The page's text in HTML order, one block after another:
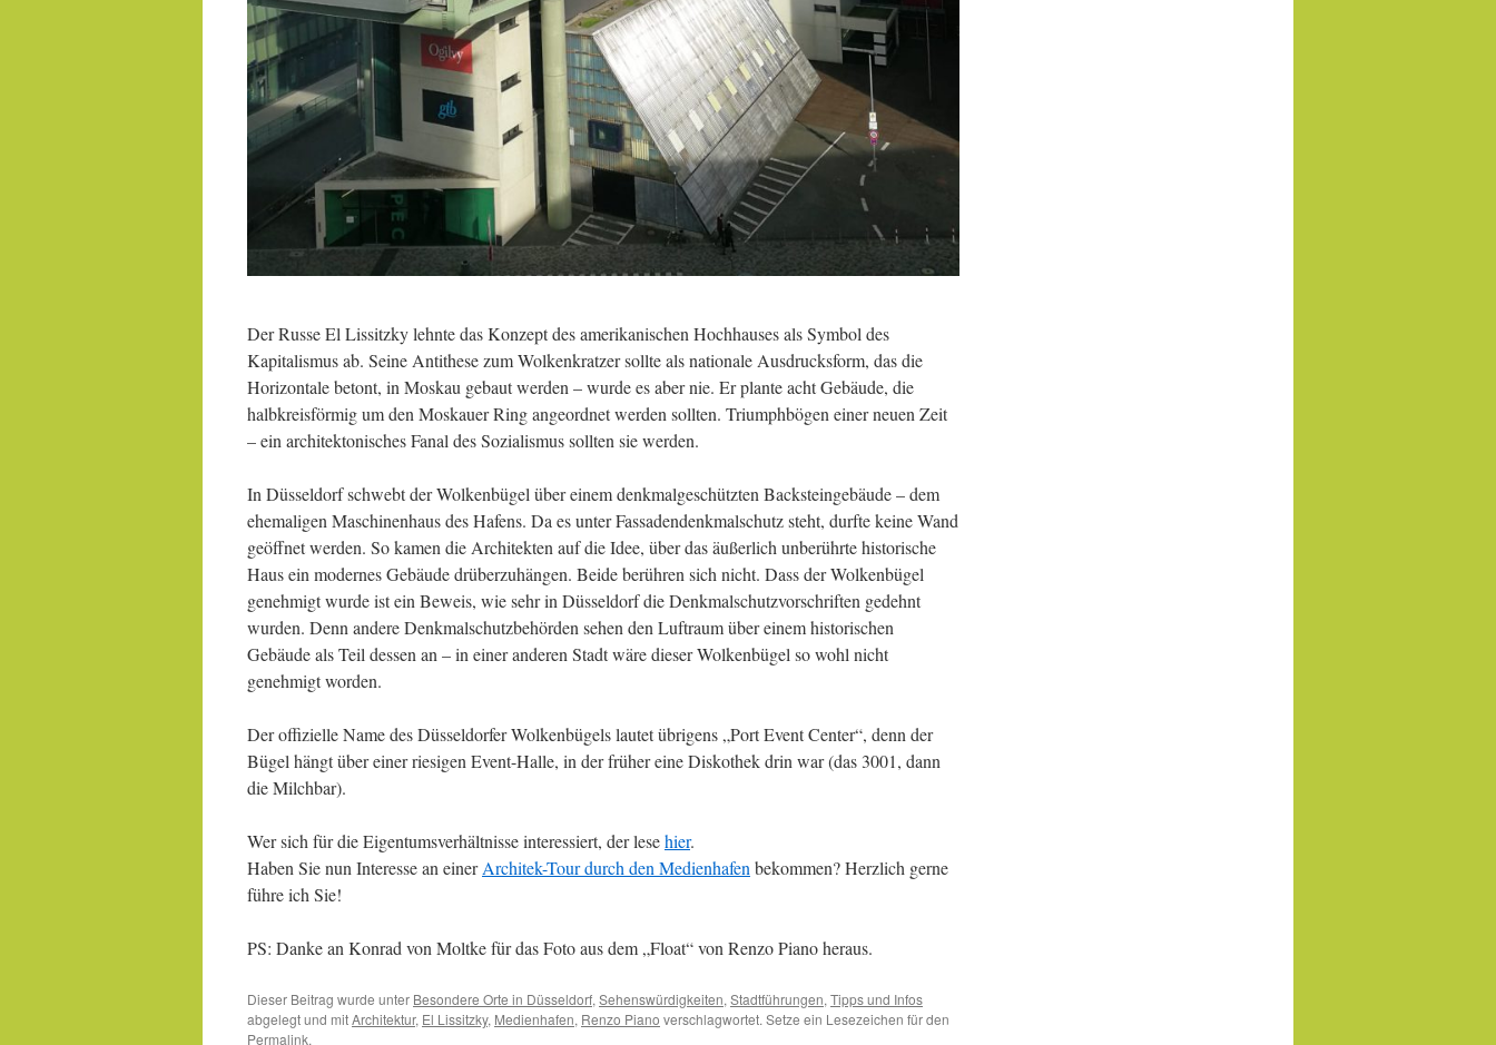
Der Russe El Lissitzky lehnte das Konzept des amerikanischen Hochhauses als Symbol des
Kapitalismus ab. Seine Antithese zum Wolkenkratzer sollte als nationale Ausdrucksform, das die
Horizontale betont, in Moskau gebaut werden – wurde es aber nie. Er plante acht Gebäude, die
halbkreisförmig um den Moskauer Ring angeordnet werden sollten. Triumphbögen einer neuen Zeit
– ein architektonisches Fanal des Sozialismus sollten sie werden.
In Düsseldorf schwebt der Wolkenbügel über einem denkmalgeschützten Backsteingebäude – dem
ehemaligen Maschinenhaus des Hafens. Da es unter Fassadendenkmalschutz steht, durfte keine Wand
geöffnet werden. So kamen die Architekten auf die Idee, über das äußerlich unberührte historische
Haus ein modernes Gebäude drüberzuhängen. Beide berühren sich nicht. Dass der Wolkenbügel
genehmigt wurde ist ein Beweis, wie sehr in Düsseldorf die Denkmalschutzvorschriften gedehnt
wurden. Denn andere Denkmalschutzbehörden sehen den Luftraum über einem historischen
Gebäude als Teil dessen an – in einer anderen Stadt wäre dieser Wolkenbügel so wohl nicht
genehmigt worden.
Der offizielle Name des Düsseldorfer Wolkenbügels lautet übrigens „Port Event Center“, denn der
Bügel hängt über einer riesigen Event-Halle, in der früher eine Diskothek drin war (das 3001, dann
die Milchbar).
Wer sich für die Eigentumsverhältnisse interessiert, der lesehier.
Haben Sie nun Interesse an einerArchitek-Tour durch den Medienhafenbekommen? Herzlich gerne
führe ich Sie!
PS: Danke an Konrad von Moltke für das Foto aus dem „Float“ von Renzo Piano heraus.
Dieser Beitrag wurde unter Besondere Orte in Düsseldorf, Sehenswürdigkeiten, Stadtführungen, Tipps und Infos
abgelegt und mitArchitektur, El Lissitzky, Medienhafen, Renzo Piano verschlagwortet. Setze ein Lesezeichen für den
Permalink.